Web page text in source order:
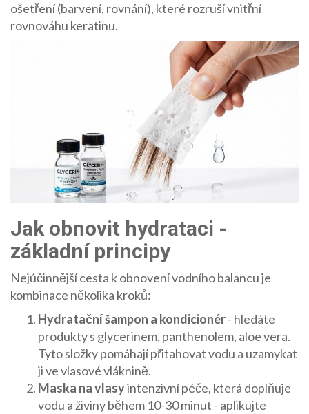
ošetření (barvení, rovnání), které rozruší vnitřní
rovnováhu keratinu.
Jak obnovit hydrataci -
základní principy
Nejúčinnější cesta k obnovení vodního balancu je
kombinace několika kroků:
Hydratační šampon a kondicionér- hledáte
produkty s glycerinem, panthenolem, aloe vera.
Tyto složky pomáhají přitahovat vodu a uzamykat
ji ve vlasové vláknině.
Maska na vlasyintenzivní péče, která doplňuje
vodu a živiny během 10-30 minut - aplikujte